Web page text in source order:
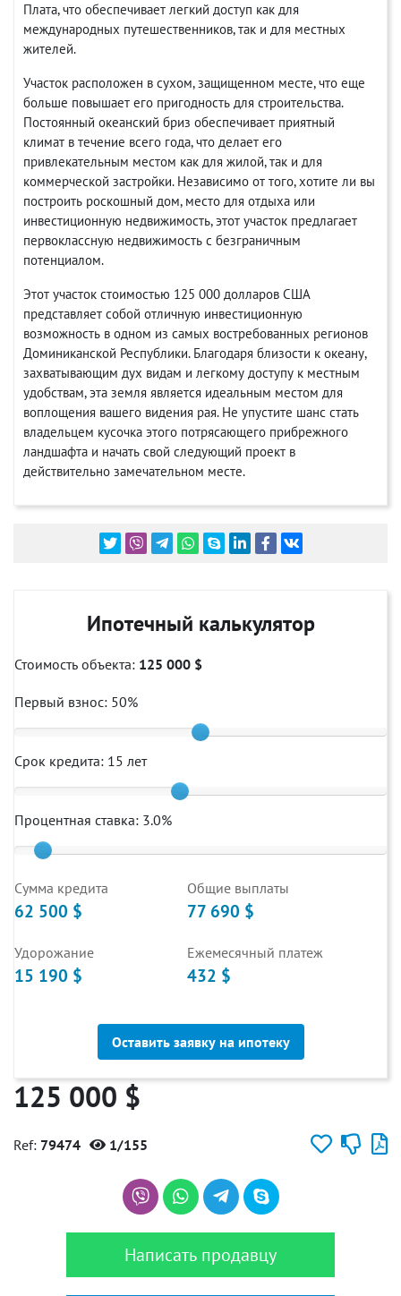
Плата, что обеспечивает легкий доступ как для
международных путешественников, так и для местных
жителей.
Участок расположен в сухом, защищенном месте, что еще
больше повышает его пригодность для строительства.
Постоянный океанский бриз обеспечивает приятный
климат в течение всего года, что делает его
привлекательным местом как для жилой, так и для
коммерческой застройки. Независимо от того, хотите ли вы
построить роскошный дом, место для отдыха или
инвестиционную недвижимость, этот участок предлагает
первоклассную недвижимость с безграничным
потенциалом.
Этот участок стоимостью 125 000 долларов США
представляет собой отличную инвестиционную
возможность в одном из самых востребованных регионов
Доминиканской Республики. Благодаря близости к океану,
захватывающим дух видам и легкому доступу к местным
удобствам, эта земля является идеальным местом для
воплощения вашего видения рая. Не упустите шанс стать
владельцем кусочка этого потрясающего прибрежного
ландшафта и начать свой следующий проект в
действительно замечательном месте.
Ипотечный калькулятор
Стоимость объекта: 125 000 $
Первый взнос: 50%
Срок кредита: 15 лет
Процентная ставка: 3.0%
Cумма кредита
62 500 $
Общие выплаты
77 690 $
Удорожание
15 190 $
Ежемесячный платеж
432 $
Оставить заявку на ипотеку
125 000 $
Ref: 79474 1/155
Написать продавцу